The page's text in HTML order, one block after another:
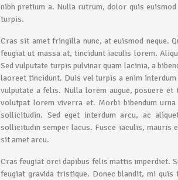
nibh pretium a. Nulla rutrum, dolor quis
turpis.
Cras sit amet fringilla nunc, at euismod neque.
feugiat ut massa at, tincidunt iaculis lorem.
Sed vulputate turpis pulvinar quam lacinia, a
laoreet tincidunt. Duis vel turpis a enim
vulputate a felis. Nulla lorem augue, posuere
volutpat lorem viverra et. Morbi bibendum
sollicitudin. Sed eget interdum arcu, ac
sollicitudin semper lacus. Fusce iaculis,
sit amet arcu.
Cras feugiat orci dapibus felis mattis imperdiet.
feugiat gravida tristique. Donec blandit, mi